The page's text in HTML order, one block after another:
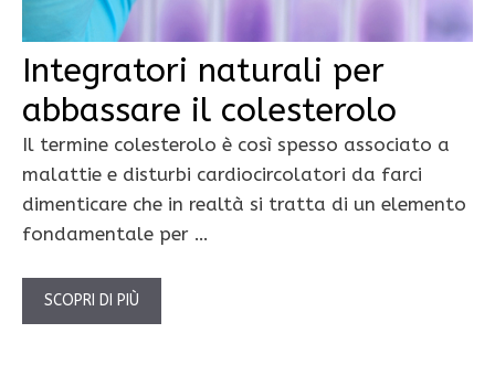
Integratori naturali per
abbassare il colesterolo
Il termine colesterolo è così spesso associato a
malattie e disturbi cardiocircolatori da farci
dimenticare che in realtà si tratta di un elemento
fondamentale per …
SCOPRI DI PIÙ